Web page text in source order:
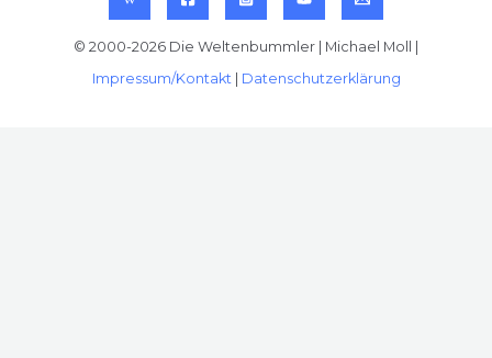
© 2000-2026 Die Weltenbummler | Michael Moll |
Impressum/Kontakt
Datenschutzerklärung